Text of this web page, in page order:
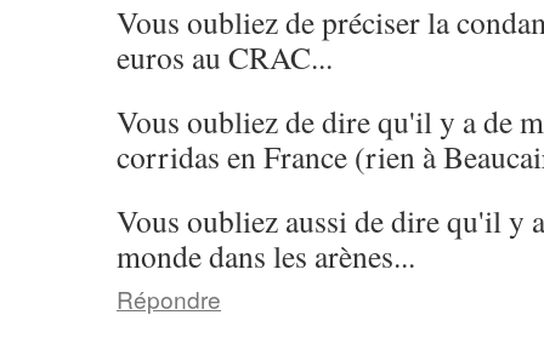
Vous oubliez de préciser la
euros au CRAC...
Vous oubliez de dire qu'il y a de
corridas en France (rien à
Vous oubliez aussi de dire qu'il y
monde dans les arènes...
Répondre